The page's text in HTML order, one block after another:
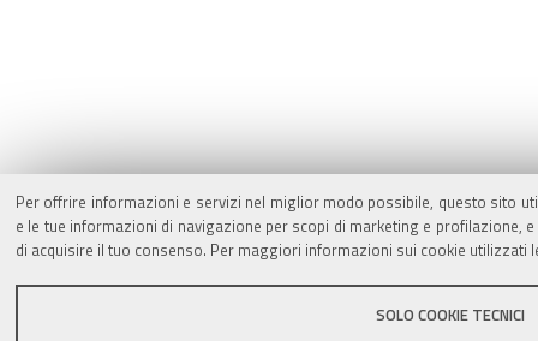
Per offrire informazioni e servizi nel miglior modo possibile, questo sito
e le tue informazioni di navigazione per scopi di marketing e
di acquisire il tuo consenso. Per maggiori informazioni sui cookie utilizzati
SOLO COOKIE TECNICI